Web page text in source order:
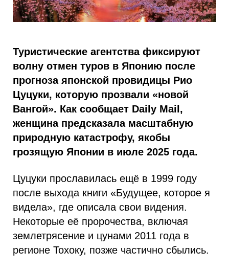
Туристические агентства фиксируют
волну отмен туров в Японию после
прогноза японской провидицы Рио
Цуцуки, которую прозвали «новой
Вангой». Как сообщает Daily Mail,
женщина предсказала масштабную
природную катастрофу, якобы
грозящую Японии в июле 2025 года.
Цуцуки прославилась ещё в 1999 году
после выхода книги «Будущее, которое я
видела», где описала свои видения.
Некоторые её пророчества, включая
землетрясение и цунами 2011 года в
регионе Тохоку, позже частично сбылись.